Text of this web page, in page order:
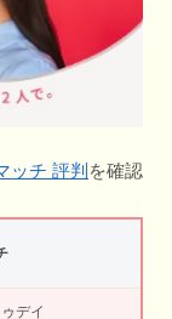
ッチ 評判 を確認
デイ